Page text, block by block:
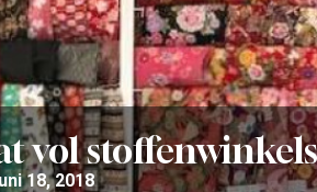
vol stoffenwinkels
18, 2018